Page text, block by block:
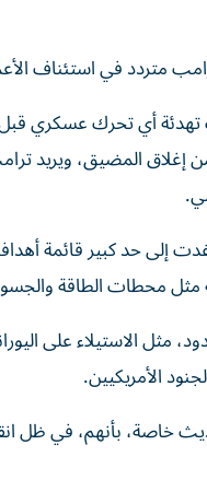
متردد في استئناف
أي تحرك عسكري قبل
المضيق، ويريد
إلى حد كبير قائمة
مثل محطات الطاقة
مثل الاستيلاء على
الأمريكيين.
خاصة، بأنهم، في ظل